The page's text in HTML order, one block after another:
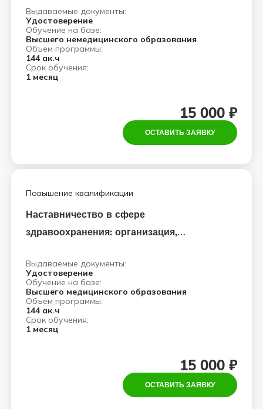
Выдаваемые документы:
Удостоверение
Обучение на базе:
Высшего немедицинского образования
Объем программы:
144 ак.ч
Срок обучения:
1 месяц
15 000 ₽
ОСТАВИТЬ ЗАЯВКУ
Повышение квалификации
Наставничество в сфере
здравоохранения: организация,
Выдаваемые документы:
Удостоверение
Обучение на базе:
Высшего медицинского образования
Объем программы:
144 ак.ч
Срок обучения:
1 месяц
15 000 ₽
ОСТАВИТЬ ЗАЯВКУ